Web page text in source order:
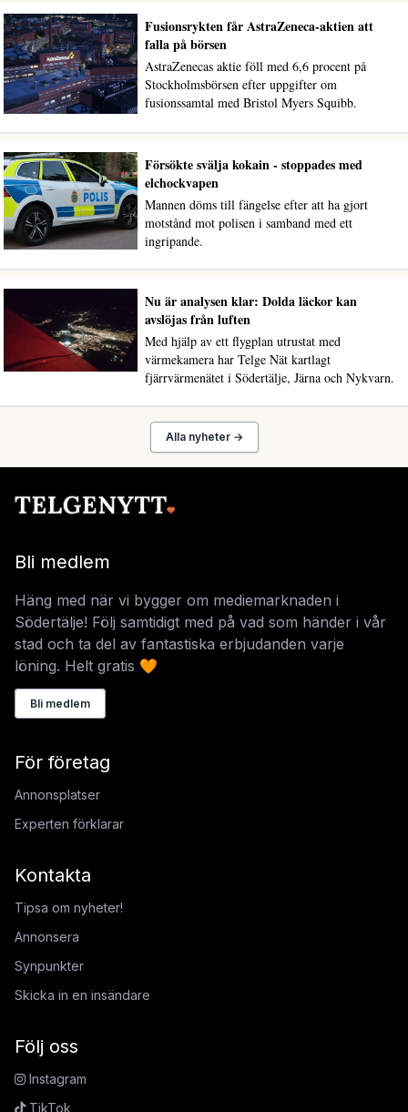
Fusionsrykten får AstraZeneca-aktien att
falla på börsen
AstraZenecas aktie föll med 6,6 procent på
Stockholmsbörsen efter uppgifter om
fusionssamtal med Bristol Myers Squibb.
Försökte svälja kokain - stoppades med
elchockvapen
Mannen döms till fängelse efter att ha gjort
motstånd mot polisen i samband med ett
ingripande.
Nu är analysen klar: Dolda läckor kan
avslöjas från luften
Med hjälp av ett flygplan utrustat med
värmekamera har Telge Nät kartlagt
fjärrvärmenätet i Södertälje, Järna och Nykvarn.
Alla nyheter →
Bli medlem
Häng med när vi bygger om mediemarknaden i
Södertälje! Följ samtidigt med på vad som händer i vår
stad och ta del av fantastiska erbjudanden varje
löning. Helt gratis 🧡
Bli medlem
För företag
Annonsplatser
Experten förklarar
Kontakta
Tipsa om nyheter!
Annonsera
Synpunkter
Skicka in en insändare
Följ oss
Instagram
TikTok